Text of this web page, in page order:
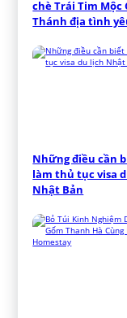
chè Trái Tim Mộc
Thánh địa tình
Những điều cần
làm thủ tục visa
Nhật Bản